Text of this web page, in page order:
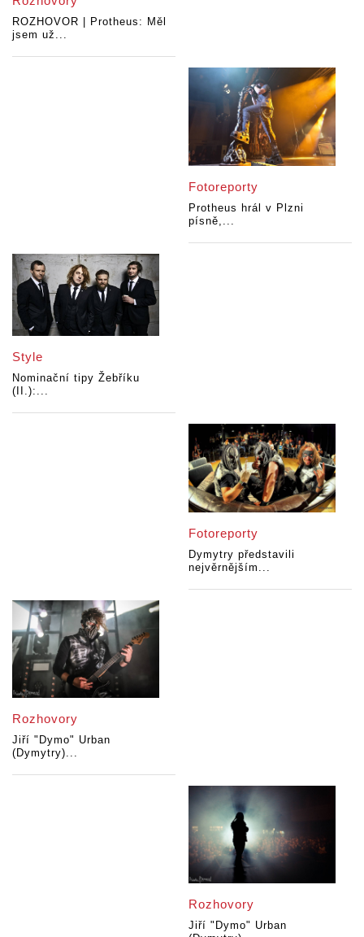
ROZHOVOR | Protheus: Měl
jsem už...
Fotoreporty
Protheus hrál v Plzni
písně,...
Style
Nominační tipy Žebříku
(II.):...
Fotoreporty
Dymytry představili
nejvěrnějším...
Rozhovory
Jiří "Dymo" Urban
(Dymytry)...
Rozhovory
Jiří "Dymo" Urban